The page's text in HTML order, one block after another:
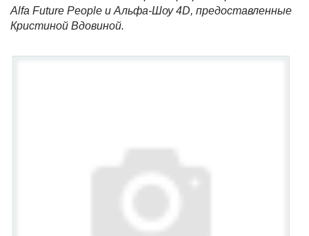
Alfa Future People и Альфа-Шоу 4D, предоставленные
Кристиной Вдовиной.